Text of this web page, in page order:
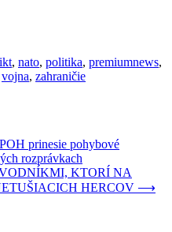
, nato, politika, premiumnews,
vojna, zahraničie
prinesie pohybové
rozprávkach
KTORÍ NA
HERCOV ⟶